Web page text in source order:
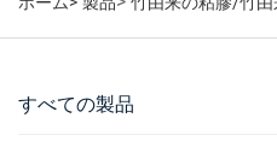
すべての製品